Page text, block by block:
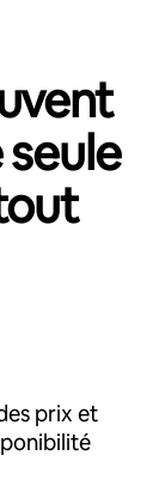
prix et